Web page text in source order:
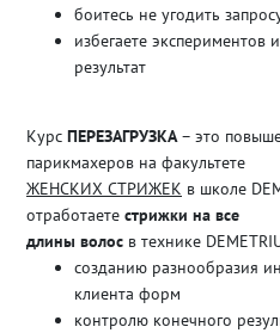
боитесь не угодить
избегаете экспериментов
результат
Курс ПЕРЕЗАГРУЗКА – это
парикмахеров на факультете
ЖЕНСКИХ СТРИЖЕК в школе
отработаете стрижки на все
длины волос в технике
созданию разнообразия
клиента форм
контролю конечного